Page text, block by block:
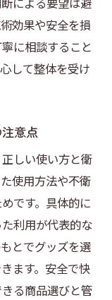
効果や安全を損
に相談すること
して整体を受け
意点
しい使い方と衛
使用方法や不衛
です。具体的に
利用が代表的な
とでグッズを選
ます。安全で快
る商品選びと管